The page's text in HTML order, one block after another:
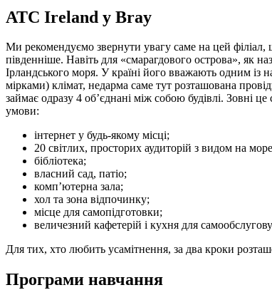
ATC Ireland у Bray
Ми рекомендуємо звернути увагу саме на цей філіал,
південніше. Навіть для «смарагдового острова», як
Ірландського моря. У країні його вважають одним із
мірками) клімат, недарма саме тут розташована
займає одразу 4 об’єднані між собою будівлі. Зовні
умови:
інтернет у будь-якому місці;
20 світлих, просторих аудиторій з видом на
бібліотека;
власний сад, патіо;
комп’ютерна зала;
хол та зона відпочинку;
місце для самопідготовки;
величезний кафетерій і кухня для
Для тих, хто любить усамітнення, за два кроки
Програми навчання